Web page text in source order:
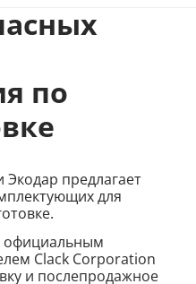
по
предлагает
для
официальным
Claсk Corporation
и послепродажное